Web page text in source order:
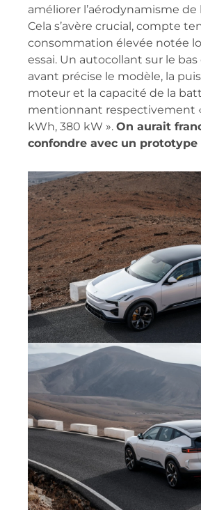
améliorer l’aérodynamisme de
Cela s’avère crucial, compte
consommation élevée notée
essai. Un autocollant sur le
avant précise le modèle, la
moteur et la capacité de la
mentionnant respectivement «
kWh, 380 kW ». On aurait
confondre avec un prototype